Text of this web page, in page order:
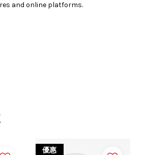
and online platforms.
優惠